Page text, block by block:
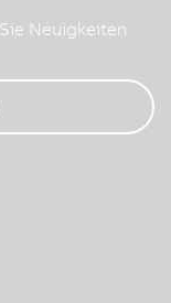
Neuigkeiten